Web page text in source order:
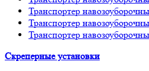
Транспортер
Транспортер
Транспортер
Скреперные установки